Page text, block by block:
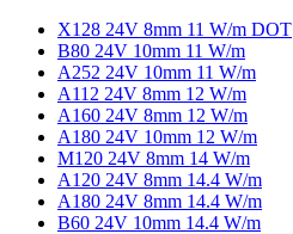
X128 24V 8mm 11 W/m DOT
B80 24V 10mm 11 W/m
A252 24V 10mm 11 W/m
A112 24V 8mm 12 W/m
A160 24V 8mm 12 W/m
A180 24V 10mm 12 W/m
M120 24V 8mm 14 W/m
A120 24V 8mm 14.4 W/m
A180 24V 8mm 14.4 W/m
B60 24V 10mm 14.4 W/m